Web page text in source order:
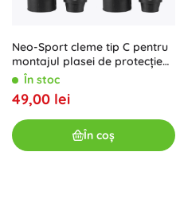
Neo-Sport cleme tip C pentru
montajul plasei de protecție
interioare a trambulinei (6
În stoc
49,00 lei
În coș